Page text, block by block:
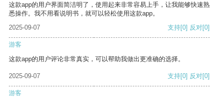
这款app的用户界面简洁明了，使用起来非常容易上手，让我能够快速熟
悉操作。我不用看说明书，就可以轻松使用这款app。
2025-09-07
支持[0] 反对[0]
游客
这款app的用户评论非常真实，可以帮助我做出更准确的选择。
2025-09-07 支持[0] 反对[0]
游客